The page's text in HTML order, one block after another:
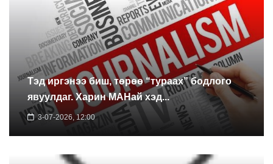
Тэд иргэнээ биш, төрөө “тураах” бодлого
явуулдаг. Харин МАНай хэд...
3-07-2026, 12:00